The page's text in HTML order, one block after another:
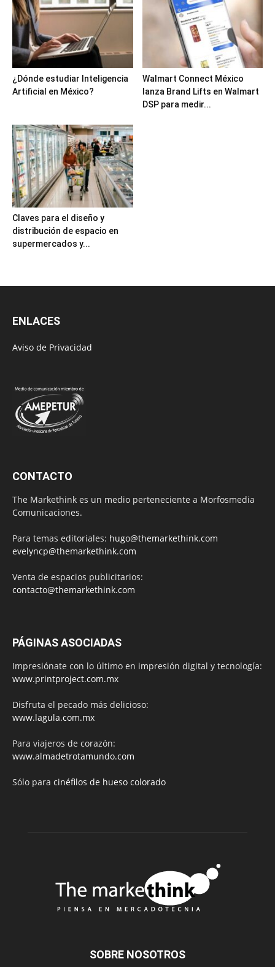
¿Dónde estudiar Inteligencia
Artificial en México?
Walmart Connect México
lanza Brand Lifts en Walmart
DSP para medir...
Claves para el diseño y
distribución de espacio en
supermercados y...
ENLACES
Aviso de Privacidad
CONTACTO
The Markethink es un medio perteneciente a Morfosmedia
Comunicaciones.
Para temas editoriales: hugo@themarkethink.com
evelyncp@themarkethink.com
Venta de espacios publicitarios:
contacto@themarkethink.com
PÁGINAS ASOCIADAS
Impresiónate con lo último en impresión digital y tecnología:
www.printproject.com.mx
Disfruta el pecado más delicioso:
www.lagula.com.mx
Para viajeros de corazón:
www.almadetrotamundo.com
Sólo para cinéfilos de hueso colorado
SOBRE NOSOTROS